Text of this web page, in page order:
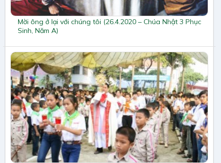
Mời ông ở lại với chúng tôi (26.4.2020 – Chúa Nhật 3 Phục
Sinh, Năm A)